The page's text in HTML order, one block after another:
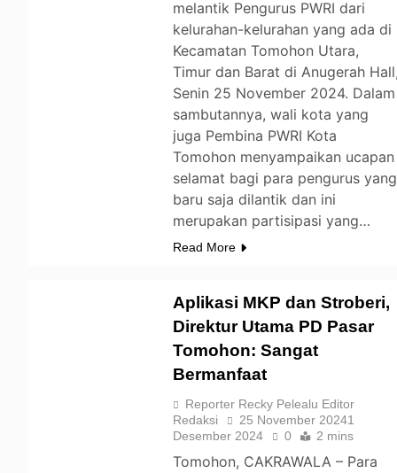
melantik Pengurus PWRI dari
kelurahan-kelurahan yang ada di
Kecamatan Tomohon Utara,
Timur dan Barat di Anugerah
Senin 25 November 2024. Dalam
sambutannya, wali kota yang
juga Pembina PWRI Kota
Tomohon menyampaikan ucapan
selamat bagi para pengurus yang
baru saja dilantik dan ini
merupakan partisipasi yang…
Read More
Aplikasi MKP dan Stroberi,
Direktur Utama PD Pasar
Tomohon: Sangat
Bermanfaat
Reporter Recky Pelealu Editor
Redaksi
25 November 20241
Desember 2024
0 2 mins
Tomohon, CAKRAWALA – Para